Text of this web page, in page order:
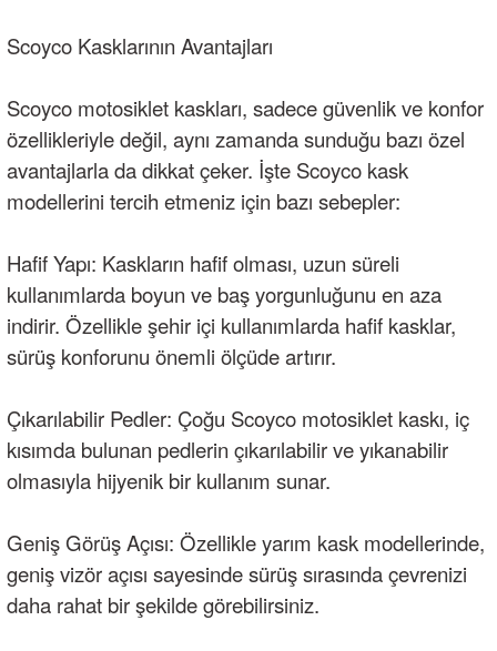
Scoyco Kasklarının Avantajları
Scoyco motosiklet kaskları, sadece güvenlik ve konfor
özellikleriyle değil, aynı zamanda sunduğu bazı özel
avantajlarla da dikkat çeker. İşte Scoyco kask
modellerini tercih etmeniz için bazı sebepler:
Hafif Yapı: Kaskların hafif olması, uzun süreli
kullanımlarda boyun ve baş yorgunluğunu en aza
indirir. Özellikle şehir içi kullanımlarda hafif kasklar,
sürüş konforunu önemli ölçüde artırır.
Çıkarılabilir Pedler: Çoğu Scoyco motosiklet kaskı, iç
kısımda bulunan pedlerin çıkarılabilir ve yıkanabilir
olmasıyla hijyenik bir kullanım sunar.
Geniş Görüş Açısı: Özellikle yarım kask modellerinde,
geniş vizör açısı sayesinde sürüş sırasında çevrenizi
daha rahat bir şekilde görebilirsiniz.